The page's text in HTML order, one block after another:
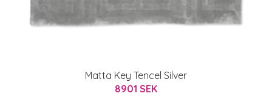
Matta Key Tencel Silver
8901 SEK